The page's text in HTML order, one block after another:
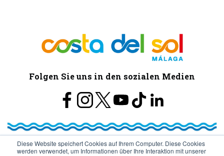
Diese Website speichert Cookies auf Ihrem Computer. Diese Cookies
werden verwendet, um Informationen über Ihre Interaktion mit unserer
Folgen Sie uns in den sozialen Medien